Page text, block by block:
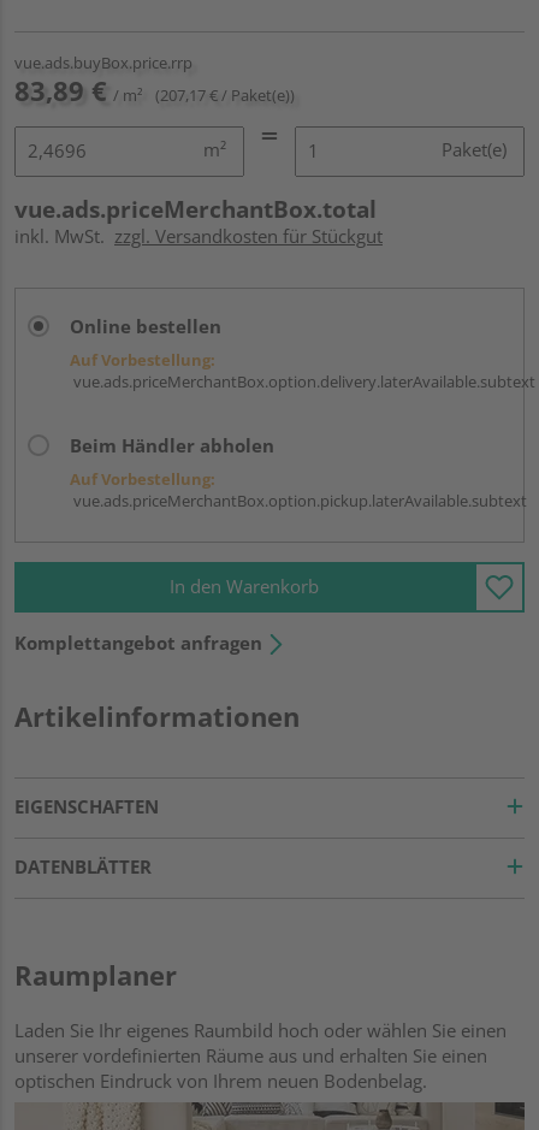
vue.ads.buyBox.price.rrp
83,89 € / m² (207,17 € / Paket(e))
m² Paket(e)
vue.ads.priceMerchantBox.total
inkl. MwSt. zzgl. Versandkosten für Stückgut
Online bestellen
Auf Vorbestellung:
vue.ads.priceMerchantBox.option.delivery.laterAvailable.subtext
Beim Händler abholen
Auf Vorbestellung:
vue.ads.priceMerchantBox.option.pickup.laterAvailable.subtext
In den Warenkorb
Komplettangebot anfragen
Artikelinformationen
EIGENSCHAFTEN
DATENBLÄTTER
Raumplaner
Laden Sie Ihr eigenes Raumbild hoch oder wählen Sie einen
unserer vordefinierten Räume aus und erhalten Sie einen
optischen Eindruck von Ihrem neuen Bodenbelag.